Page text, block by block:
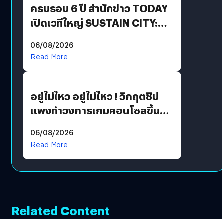
ครบรอบ 6 ปี สำนักข่าว TODAY
เปิดเวทีใหญ่ SUSTAIN CITY:
แนวทางปรับตัวสู่เศรษฐกิจสี
06/08/2026
Read More
อยู่ไม่ไหว อยู่ไม่ไหว ! วิกฤตชิป
แพงทำวงการเกมคอนโซลขึ้น
?
06/08/2026
Read More
Related Content